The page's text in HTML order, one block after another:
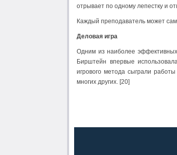
отрывает по одному лепестку и
Каждый преподаватель может
Деловая игра
Одним из наиболее
Бирштейн впервые
игрового метода сыграли
многих других. [20]